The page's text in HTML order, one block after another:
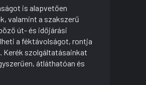
is alapvetően
valamint a szakszerű
út- és időjárási
a féktávolságot, rontja
Kerék szolgáltatásainkat
átláthatóan és